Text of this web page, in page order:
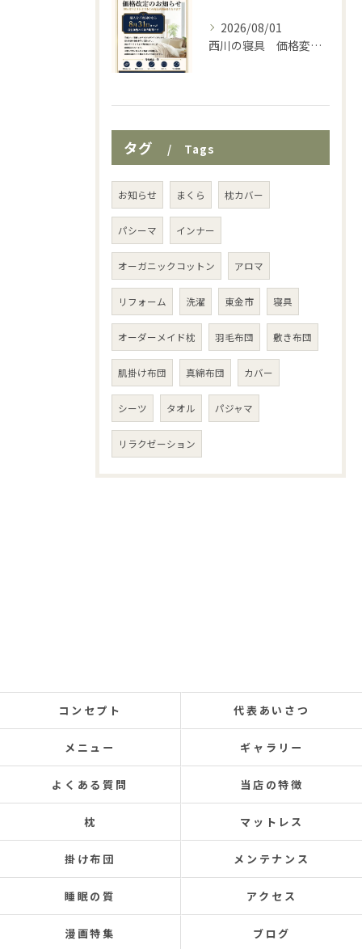
2026/08/01
西川の寝具 価格変更のお知らせ
タグ Tags
お知らせ まくら 枕カバー
パシーマ インナー
オーガニックコットン アロマ
リフォーム 洗濯 東金市 寝具
オーダーメイド枕 羽毛布団 敷き布団
肌掛け布団 真綿布団 カバー
シーツ タオル パジャマ
リラクゼーション
コンセプト 代表あいさつ
メニュー ギャラリー
よくある質問 当店の特徴
枕 マットレス
掛け布団 メンテナンス
睡眠の質 アクセス
漫画特集 ブログ